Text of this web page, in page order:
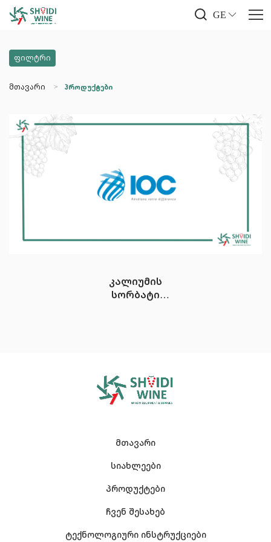
GE
ფილტრი
მთავარი პროდუქტები
კალიუმის
სორბატი
მთავარი
სიახლეები
პროდუქტები
ჩვენ შესახებ
ტექნოლოგიური ინსტრუქციები